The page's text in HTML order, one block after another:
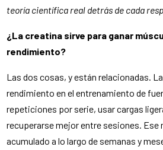
teoría científica real detrás de cada
¿La creatina sirve para ganar
rendimiento?
Las dos cosas, y están relacionadas.
rendimiento en el entrenamiento de
repeticiones por serie, usar cargas
recuperarse mejor entre sesiones. Ese
acumulado a lo largo de semanas y